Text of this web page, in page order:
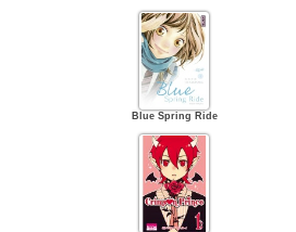
Blue Spring Ride